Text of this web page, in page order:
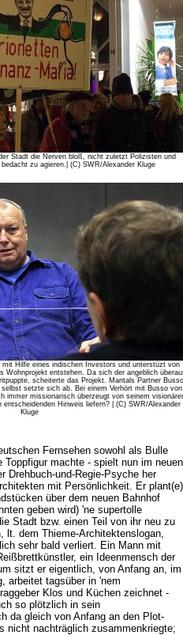
Stadt die Nerven bloß, nicht zuletzt Polizisten und
zu agieren.| (C) SWR/Alexander Kluge
Hilfe eines indischen Investors und unterstüzt von
Wohnprojekt entstehen. Da sich der angeblich
scheiterte das Projekt. Mantals Partner Busso
setzte sich ab. Bei einem Verhört mit Busso von
immer missionarisch überzeugt von seinem
entscheidenden Hinweis liefern? | (C) SWR/Alexander
Kluge
Fernsehen sowohl als Bulle
Toppfigur machte - spielt nun im neuen
Drehbuch-und-Regie-Psyche her
mit Persönlichkeit. Er plant(e)
über dem neuen Bahnhof
geben wird) 'ne supertolle
Stadt bzw. einen Teil von ihr neu zu
lt. dem Thieme-Architektenslogan,
sehr bald verliert. Ein Mann mit
ein Ideenmensch der
sitzt er eigentlich, von Anfang an, im
arbeitet tagsüber in 'nem
Klos und Küchen zeichnet -
so plötzlich in sein
da gleich von Anfang an den Plot-
nicht nachträglich zusammenkriegte;